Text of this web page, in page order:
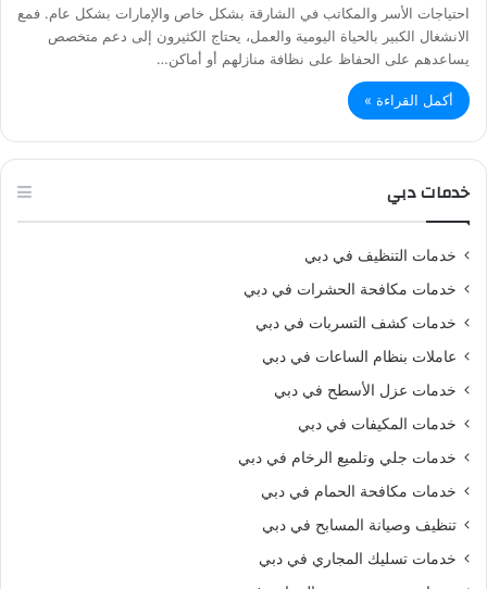
احتياجات الأسر والمكاتب في الشارقة بشكل خاص والإمارات بشكل عام. فمع
الانشغال الكبير بالحياة اليومية والعمل، يحتاج الكثيرون إلى دعم متخصص
يساعدهم على الحفاظ على نظافة منازلهم أو أماكن…
أكمل القراءة »
خدمات دبي
خدمات التنظيف في دبي
خدمات مكافحة الحشرات في دبي
خدمات كشف التسربات في دبي
عاملات بنظام الساعات في دبي
خدمات عزل الأسطح في دبي
خدمات المكيفات في دبي
خدمات جلي وتلميع الرخام في دبي
خدمات مكافحة الحمام في دبي
تنظيف وصيانة المسابح في دبي
خدمات تسليك المجاري في دبي